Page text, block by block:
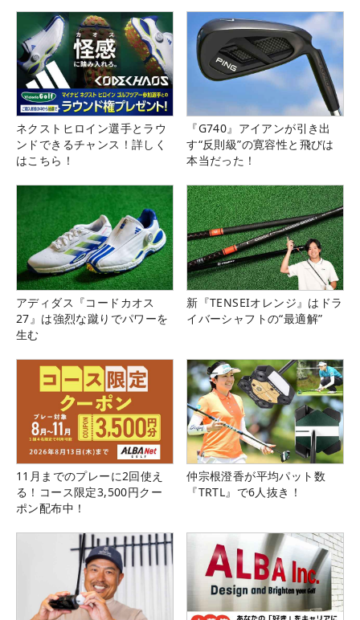
ネクストヒロイン選手とラウ
ンドできるチャンス！詳しく
はこちら！
『G740』アイアンが引き出
す“反則級”の寛容性と飛びは
本当だった！
アディダス『コードカオス
27』は強烈な蹴りでパワーを
生む
新『TENSEIオレンジ』はドラ
イバーシャフトの“最適解”
11月までのプレーに2回使え
る！コース限定3,500円クー
ポン配布中！
仲宗根澄香が平均パット数
『TRTL』で6人抜き！